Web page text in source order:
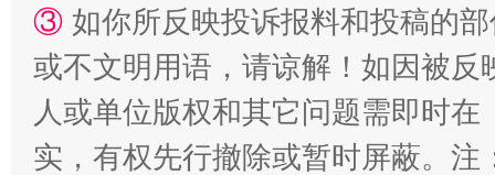
③ 如你所反映投诉报料和投稿的
或不文明用语，请谅解！如因被
人或单位版权和其它问题需即时在
实，有权先行撤除或暂时屏蔽。